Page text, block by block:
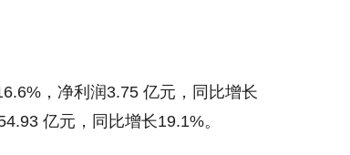
，净利润3.75 亿元，同比增长
亿元，同比增长19.1%。